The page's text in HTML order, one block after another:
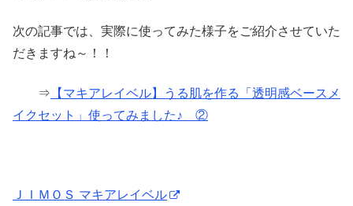
次の記事では、実際に使ってみた様子をご紹介させていた
だきますね～！！
⇒ 【マキアレイベル】うる肌を作る「透明感ベースメ
イクセット」使ってみました♪ ②
ＪＩＭＯＳ マキアレイベル